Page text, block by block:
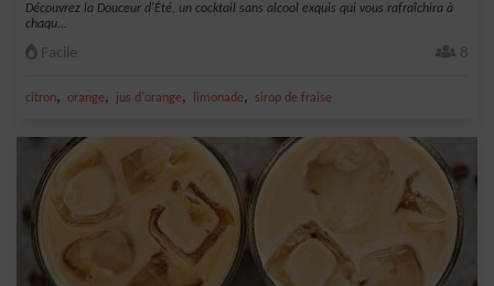
Découvrez la Douceur d'Été, un cocktail sans alcool exquis qui vous rafraîchira à
chaqu...
Facile 8
citron, orange, jus d'orange, limonade, sirop de fraise